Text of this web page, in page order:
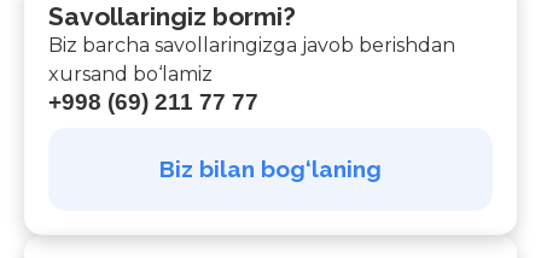
Savollaringiz bormi?
Biz barcha savollaringizga javob berishdan
xursand bo‘lamiz
+998 (69) 211 77 77
Biz bilan bog‘laning